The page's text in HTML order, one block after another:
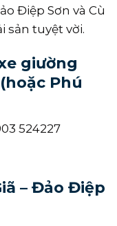
Điệp Sơn và Cù
sản tuyệt vời.
giường
Phú
524227
– Đảo Điệp